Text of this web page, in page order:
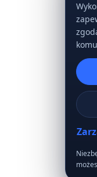
Niezbędne
możesz zmienić
Niezbędne
Utrzymują
Analityka
Pomaga mierzyć